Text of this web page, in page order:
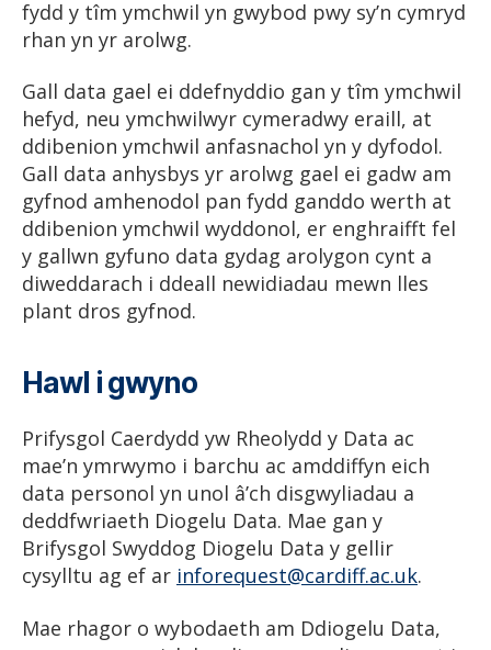
fydd y tîm ymchwil yn gwybod pwy sy’n cymryd
rhan yn yr arolwg.
Gall data gael ei ddefnyddio gan y tîm ymchwil
hefyd, neu ymchwilwyr cymeradwy eraill, at
ddibenion ymchwil anfasnachol yn y dyfodol.
Gall data anhysbys yr arolwg gael ei gadw am
gyfnod amhenodol pan fydd ganddo werth at
ddibenion ymchwil wyddonol, er enghraifft fel
y gallwn gyfuno data gydag arolygon cynt a
diweddarach i ddeall newidiadau mewn lles
plant dros gyfnod.
Hawl i gwyno
Prifysgol Caerdydd yw Rheolydd y Data ac
mae’n ymrwymo i barchu ac amddiffyn eich
data personol yn unol â’ch disgwyliadau a
deddfwriaeth Diogelu Data. Mae gan y
Brifysgol Swyddog Diogelu Data y gellir
cysylltu ag ef ar inforequest@cardiff.ac.uk.
Mae rhagor o wybodaeth am Ddiogelu Data,